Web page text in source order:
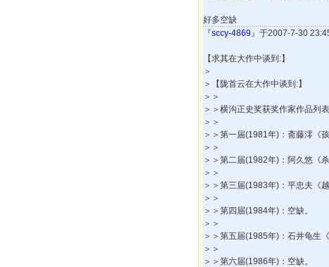
好多空缺
『sccy-4869』于2007-7-30
【求其在大作中谈到:】
＞
＞【陇首云在大作中谈到:】
＞＞
＞＞横沟正史奖获奖作家作品列
＞＞
＞＞第一届(1981年)：斋藤澪《
＞＞
＞＞第二届(1982年)：阿久悠《
＞＞
＞＞第三届(1983年)：平忠夫《越
＞＞
＞＞第四届(1984年)：空缺。
＞＞
＞＞第五届(1985年)：石井龟生
＞＞
＞＞第六届(1986年)：空缺。